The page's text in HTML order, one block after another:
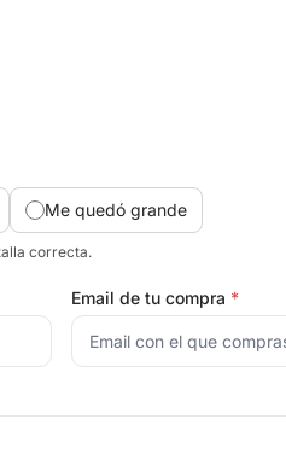
Me quedó grande
correcta.
Email de tu compra *